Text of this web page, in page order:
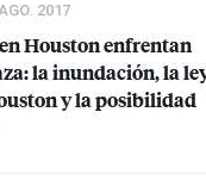
2017
Houston enfrentan
la inundación, la
y la posibilidad